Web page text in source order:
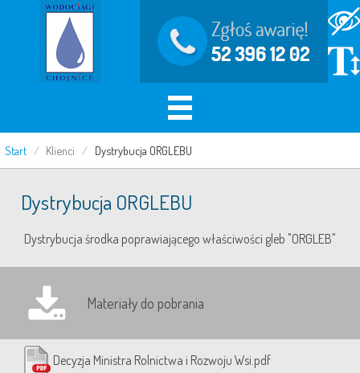
Start / Klienci / Dystrybucja ORGLEBU
Dystrybucja ORGLEBU
Dystrybucja środka poprawiającego właściwości gleb "ORGLEB"
Materiały do pobrania
Decyzja Ministra Rolnictwa i Rozwoju Wsi.pdf